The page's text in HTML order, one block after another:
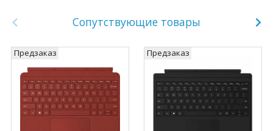
Сопутствующие товары
Предзаказ Предзаказ